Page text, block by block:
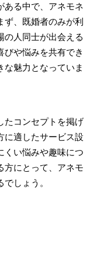
ある中で、アネモネ
ず、既婚者のみが利
の人同士が出会える
や悩みを共有でき
な魅力となっていま
たコンセプトを掲げ
に適したサービス設
くい悩みや趣味につ
方にとって、アネモ
しょう。